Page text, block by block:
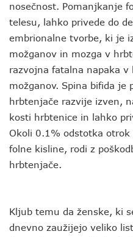
nosečnost. Pomanjkanje
telesu, lahko privede do
embrionalne tvorbe, ki je
možganov in mozga v
razvojna fatalna napaka v
možganov. Spina bifida je
hrbtenjače razvije izven,
kosti hrbtenice in lahko
Okoli 0.1% odstotka
folne kisline, rodi z
hrbtenjače.
Kljub temu da ženske, ki
dnevno zaužijejo veliko